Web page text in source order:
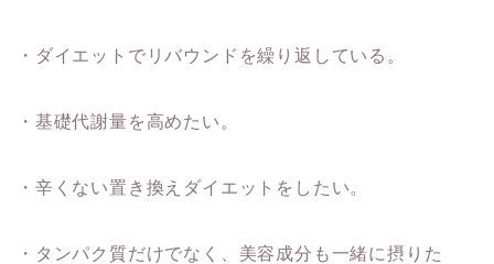
・ダイエットでリバウンドを繰り返している。
・基礎代謝量を高めたい。
・辛くない置き換えダイエットをしたい。
・タンパク質だけでなく、美容成分も一緒に摂りた